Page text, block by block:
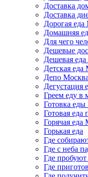
Доставка
Доставка
Дорогая еда
Домашняя
Для чего
Дешевые
Дешевая
Детская еда
Депо
Дегустация
Греем еду в
Готовка
Готовая еда
Горячая еда
Горькая еда
Где
Где с неба
Где пробуют
Где